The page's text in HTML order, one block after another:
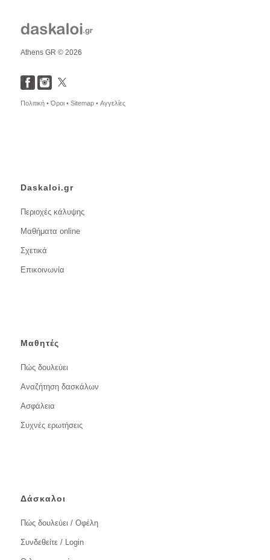
Athens GR © 2026
Πολιτική •Όροι • Sitemap • Αγγελίες
Daskaloi.gr
Περιοχές κάλυψης
Μαθήματα online
Σχετικά
Επικοινωνία
Μαθητές
Πώς δουλεύει
Αναζήτηση δασκάλων
Ασφάλεια
Συχνές ερωτήσεις
Δάσκαλοι
Πώς δουλεύει / Οφέλη
Συνδεθείτε / Login